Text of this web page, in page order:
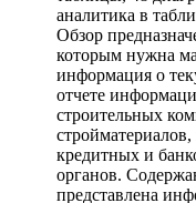
аналитика в
Обзор
которым нужна
информация о
отчете
строительных
кредитных и
органов.
представлена